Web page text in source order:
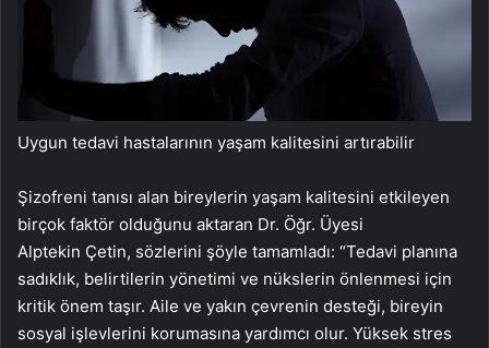
Uygun tedavi hastalarının yaşam kalitesini artırabilir
Şizofreni tanısı alan bireylerin yaşam kalitesini etkileyen
birçok faktör olduğunu aktaran Dr. Öğr. Üyesi
Alptekin Çetin, sözlerini şöyle tamamladı: “Tedavi planına
sadıklık, belirtilerin yönetimi ve nükslerin önlenmesi için
kritik önem taşır. Aile ve yakın çevrenin desteği, bireyin
sosyal işlevlerini korumasına yardımcı olur. Yüksek stres